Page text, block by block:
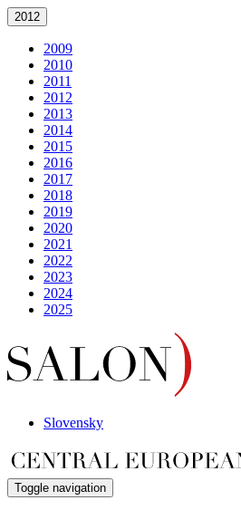
2012
2009
2010
2011
2012
2013
2014
2015
2016
2017
2018
2019
2020
2021
2022
2023
2024
2025
Slovensky
Toggle navigation